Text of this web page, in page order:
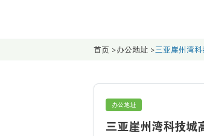
首页 >办公地址 >三亚崖州湾
办公地址
三亚崖州湾科技城